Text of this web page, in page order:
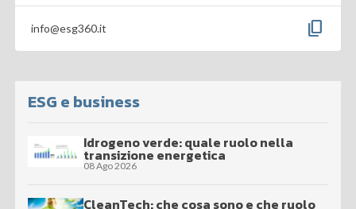
info@esg360.it content_copy
ESG e business
Idrogeno verde: quale ruolo nella
transizione energetica
08 Ago 2026
CleanTech: che cosa sono e che ruolo